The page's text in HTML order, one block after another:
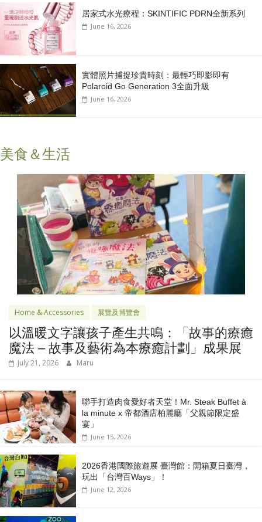
居家式水光療程：SKINTIFIC PDRN全新系列
June 16, 2026
實體照片捕捉珍貴時刻：最輕巧即影即有
Polaroid Go Generation 3全面升級
June 16, 2026
美食＆生活
Home & Accessories 展覽及博覽會
以溫暖文字讓孩子產生共鳴：「故事的療癒
魔法 – 故事及藝術為本療癒計劃」成果展
July 21, 2026 Maru
聯手打造肉食愛好者天堂！Mr. Steak Buffet à
la minute x 帝都酒店柏麗廳「⽗親節限定盛
宴」
June 15, 2026
2026香港國際旅遊展 臺灣館：開箱夏日臺灣，
玩出「台灣百Ways」！
June 12, 2026